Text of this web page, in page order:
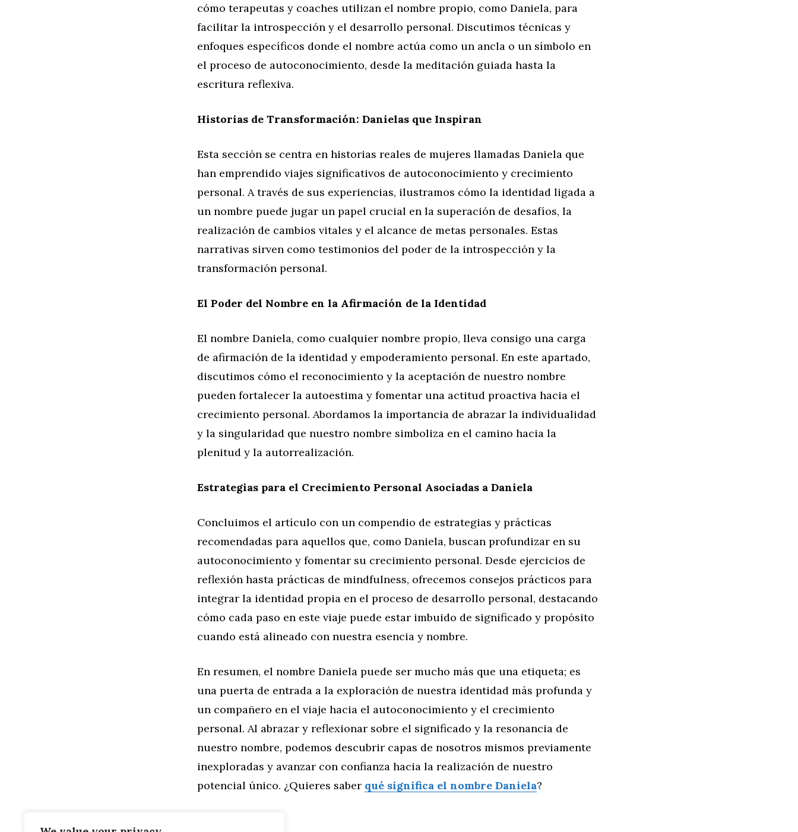
cómo terapeutas y coaches utilizan el nombre propio, como Daniela, para
facilitar la introspección y el desarrollo personal. Discutimos técnicas y
enfoques específicos donde el nombre actúa como un ancla o un símbolo en
el proceso de autoconocimiento, desde la meditación guiada hasta la
escritura reflexiva.
Historias de Transformación: Danielas que Inspiran
Esta sección se centra en historias reales de mujeres llamadas Daniela que
han emprendido viajes significativos de autoconocimiento y crecimiento
personal. A través de sus experiencias, ilustramos cómo la identidad ligada a
un nombre puede jugar un papel crucial en la superación de desafíos, la
realización de cambios vitales y el alcance de metas personales. Estas
narrativas sirven como testimonios del poder de la introspección y la
transformación personal.
El Poder del Nombre en la Afirmación de la Identidad
El nombre Daniela, como cualquier nombre propio, lleva consigo una carga
de afirmación de la identidad y empoderamiento personal. En este apartado,
discutimos cómo el reconocimiento y la aceptación de nuestro nombre
pueden fortalecer la autoestima y fomentar una actitud proactiva hacia el
crecimiento personal. Abordamos la importancia de abrazar la individualidad
y la singularidad que nuestro nombre simboliza en el camino hacia la
plenitud y la autorrealización.
Estrategias para el Crecimiento Personal Asociadas a Daniela
Concluimos el artículo con un compendio de estrategias y prácticas
recomendadas para aquellos que, como Daniela, buscan profundizar en su
autoconocimiento y fomentar su crecimiento personal. Desde ejercicios de
reflexión hasta prácticas de mindfulness, ofrecemos consejos prácticos para
integrar la identidad propia en el proceso de desarrollo personal, destacando
cómo cada paso en este viaje puede estar imbuido de significado y propósito
cuando está alineado con nuestra esencia y nombre.
En resumen, el nombre Daniela puede ser mucho más que una etiqueta; es
una puerta de entrada a la exploración de nuestra identidad más profunda y
un compañero en el viaje hacia el autoconocimiento y el crecimiento
personal. Al abrazar y reflexionar sobre el significado y la resonancia de
nuestro nombre, podemos descubrir capas de nosotros mismos previamente
inexploradas y avanzar con confianza hacia la realización de nuestro
potencial único. ¿Quieres saber qué significa el nombre Daniela?